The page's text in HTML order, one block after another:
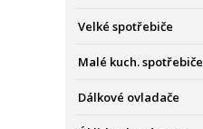
Velké spotřebiče
Malé kuch. spotřebiče
Dálkové ovladače